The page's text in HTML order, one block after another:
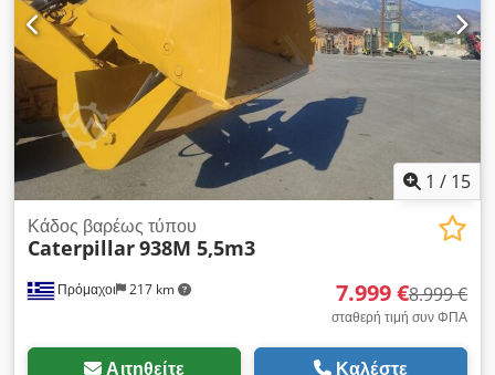
1 / 15
Πρόμαχοι 217 km
Κάδος βαρέως τύπου
Caterpillar938M 5,5m3
7.999 €8.999 €
σταθερή τιμή συν ΦΠΑ
Αιτηθείτε Καλέστε